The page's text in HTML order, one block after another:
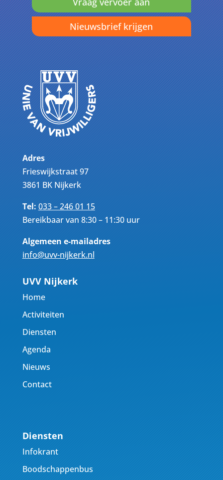
Nieuwsbrief krijgen
Adres
Frieswijkstraat 97
3861 BK Nijkerk
Tel:033 – 246 01 15
Bereikbaar van 8:30 – 11:30 uur
Algemeen e-mailadres
info@uvv-nijkerk.nl
UVV Nijkerk
Home
Activiteiten
Diensten
Agenda
Nieuws
Contact
Diensten
Infokrant
Boodschappenbus